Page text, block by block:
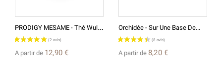
P
RODIGY MESAME - Thé Wulong...
A partir de 12,90 €
Orchidée - Sur Une Base De...
A partir de 8,20 €